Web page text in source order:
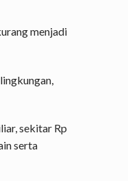
menjadi
sekitar Rp
serta